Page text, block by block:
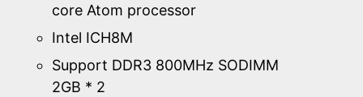
core Atom processor
Intel ICH8M
Support DDR3 800MHz SODIMM
2GB * 2